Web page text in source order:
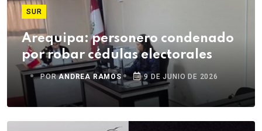
SUR
Arequipa: personero condenado
por robar cédulas electorales
PORANDREA RAMOS 9 DE JUNIO DE 2026